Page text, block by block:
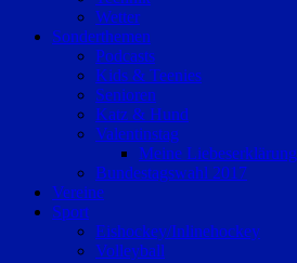
Wetter
Sonderthemen
Podcasts
Kids & Teenies
Senioren
Katz & Hund
Valentinstag
Meine Liebeserklärung
Bundestagswahl 2017
Vereine
Sport
Eishockey/Inlinehockey
Volleyball